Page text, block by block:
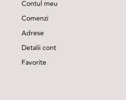
Contul meu
Comenzi
Adrese
Detalii cont
Favorite